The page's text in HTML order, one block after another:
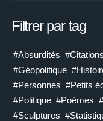
Filtrer par tag
#Absurdités #Citations
#Géopolitique
#Personnes #Petits
#Politique #Poémes
#Sculptures